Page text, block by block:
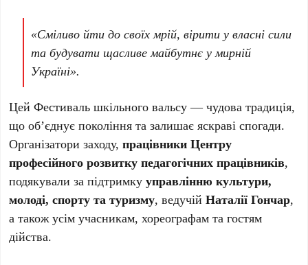
«Сміливо йти до своїх мрій, вірити у власні сили
та будувати щасливе майбутнє у мирній
Україні».
Цей Фестиваль шкільного вальсу — чудова традиція,
що об’єднує покоління та залишає яскраві спогади.
Організатори заходу,працівники Центру
професійного розвитку педагогічних працівників,
подякували за підтримкууправлінню культури,
молоді, спорту та туризму, ведучійНаталії Гончар,
а також усім учасникам, хореографам та гостям
дійства.